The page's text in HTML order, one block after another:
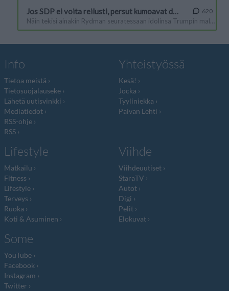
Info
Tietoa meistä
Tietosuojalauseke
Lähetä uutisvinkki
Mediatiedot
RSS-ohje
RSS
Yhteistyössä
Kesä!
Jocka
Tyyliniekka
Päivän Lehti
Lifestyle
Matkailu
Fitness
Lifestyle
Terveys
Ruoka
Koti & Asuminen
Viihde
Viihdeuutiset
StaraTV
Autot
Digi
Pelit
Elokuvat
Some
YouTube
Facebook
Instagram
Twitter